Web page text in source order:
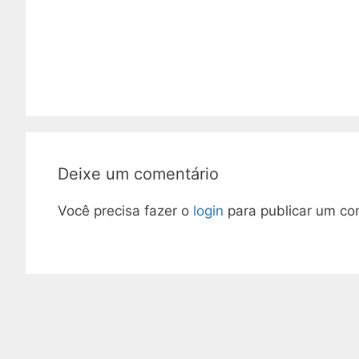
Deixe um comentário
Você precisa fazer o login para publicar um